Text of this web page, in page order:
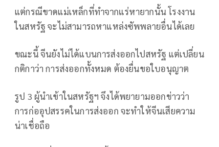
แต่กรณีขาดแม่เหล็กที่ทำจากแร่หายากนั้น โรงงาน
ในสหรัฐ จะไม่สามารถหาแหล่งซัพพลายอื่นได้เลย
ขณะนี้ จีนยังไม่ได้แบนการส่งออกไปสหรัฐ แต่เปลี่ยน
กติกาว่า การส่งออกทั้งหมด ต้องยื่นขอใบอนุญาต
รูป 3 ผู้นำเข้าในสหรัฐฯ จึงได้พยายามออกข่าวว่า
การก่ออุปสรรคในการส่งออก จะทำให้จีนเสียความ
น่าเชื่อถือ